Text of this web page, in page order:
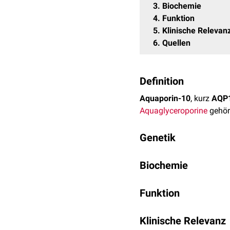
3 Biochemie
4 Funktion
5 Klinische
6 Quellen
Definition
Aquaporin-10, kurz
Aquaglyceroporine
Genetik
findet sich eine starke
Biochemie
Stoffe durch die
Funktion
Selektivität und starken
Klinische Relevanz